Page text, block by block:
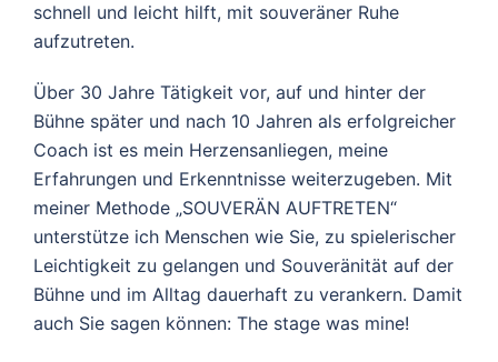
schnell und leicht hilft, mit souveräner Ruhe
aufzutreten.
Über 30 Jahre Tätigkeit vor, auf und hinter der
Bühne später und nach 10 Jahren als erfolgreicher
Coach ist es mein Herzensanliegen, meine
Erfahrungen und Erkenntnisse weiterzugeben. Mit
meiner Methode „SOUVERÄN AUFTRETEN“
unterstütze ich Menschen wie Sie, zu spielerischer
Leichtigkeit zu gelangen und Souveränität auf der
Bühne und im Alltag dauerhaft zu verankern. Damit
auch Sie sagen können: The stage was mine!